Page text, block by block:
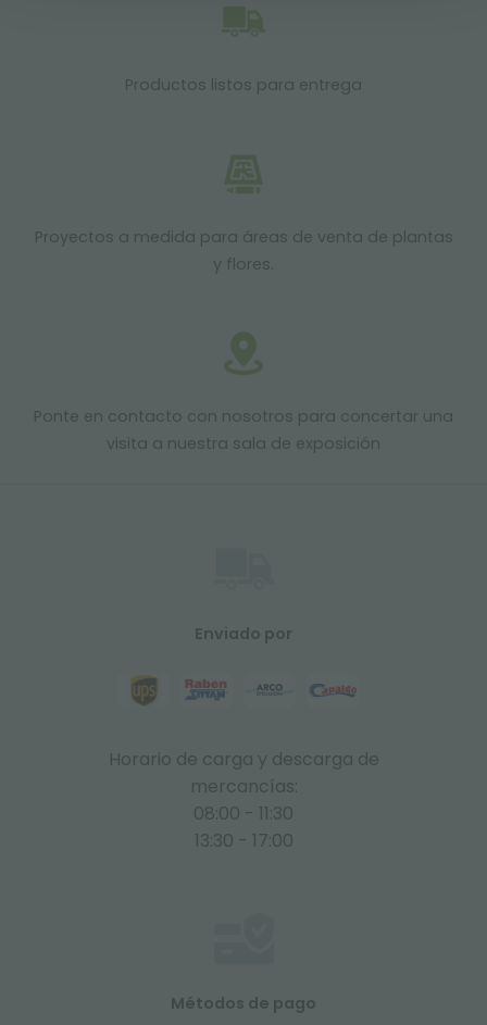
Productos listos para entrega
Proyectos a medida para áreas de venta de plantas
y flores.
Ponte en contacto con nosotros para concertar una
visita a nuestra sala de exposición
Enviado por
Horario de carga y descarga de
mercancías:
08:00 - 11:30
13:30 - 17:00
Métodos de pago